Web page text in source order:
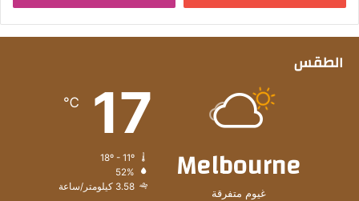
الطقس
Melbourne
غيوم متفرقة
17
℃
52%
3.58 كيلومتر/ساعة